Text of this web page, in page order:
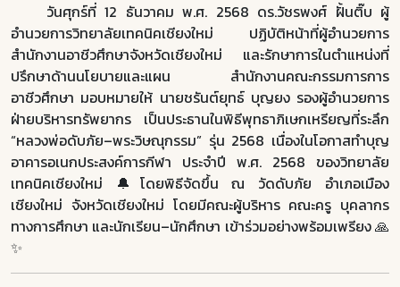
วันศุกร์ที่ 12 ธันวาคม พ.ศ. 2568 ดร.วัชรพงศ์ ฝั้นติ๊บ ผู้
อำนวยการวิทยาลัยเทคนิคเชียงใหม่ ปฏิบัติหน้าที่ผู้อำนวยการ
สำนักงานอาชีวศึกษาจังหวัดเชียงใหม่ และรักษาการในตำแหน่งที่
ปรึกษาด้านนโยบายและแผน สำนักงานคณะกรรมการการ
อาชีวศึกษา มอบหมายให้ นายชรันต์ยุทธ์ บุญยง รองผู้อำนวยการ
ฝ่ายบริหารทรัพยากร เป็นประธานในพิธีพุทธาภิเษกเหรียญที่ระลึก
“หลวงพ่อดับภัย–พระวิษณุกรรม” รุ่น 2568 เนื่องในโอกาสทำบุญ
อาคารอเนกประสงค์การกีฬา ประจำปี พ.ศ. 2568 ของวิทยาลัย
เทคนิคเชียงใหม่ 🔔โดยพิธีจัดขึ้น ณ วัดดับภัย อำเภอเมือง
เชียงใหม่ จังหวัดเชียงใหม่ โดยมีคณะผู้บริหาร คณะครู บุคลากร
ทางการศึกษา และนักเรียน–นักศึกษา เข้าร่วมอย่างพร้อมเพรียง 🙏
✨